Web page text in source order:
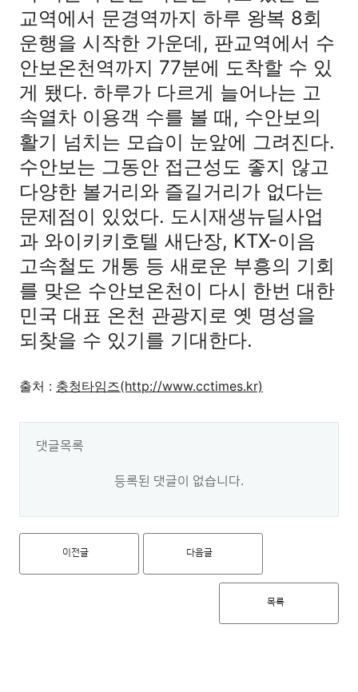
교역에서 문경역까지 하루 왕복 8회
운행을 시작한 가운데, 판교역에서 수
안보온천역까지 77분에 도착할 수 있
게 됐다. 하루가 다르게 늘어나는 고
속열차 이용객 수를 볼 때, 수안보의
활기 넘치는 모습이 눈앞에 그려진다.
수안보는 그동안 접근성도 좋지 않고
다양한 볼거리와 즐길거리가 없다는
문제점이 있었다. 도시재생뉴딜사업
과 와이키키호텔 새단장, KTX-이음
고속철도 개통 등 새로운 부흥의 기회
를 맞은 수안보온천이 다시 한번 대한
민국 대표 온천 관광지로 옛 명성을
되찾을 수 있기를 기대한다.
출처 : 충청타임즈(http://www.cctimes.kr)
댓글목록
등록된 댓글이 없습니다.
이전글 다음글
목록